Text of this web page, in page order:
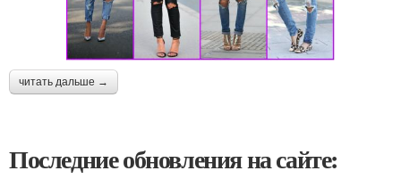
читать дальше →
Последние обновления на сайте: